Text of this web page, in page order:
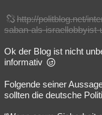
http://politblog.net/
saban-als-
Ok der Blog ist nicht
informativ
Folgende seiner
sollten die deutsche